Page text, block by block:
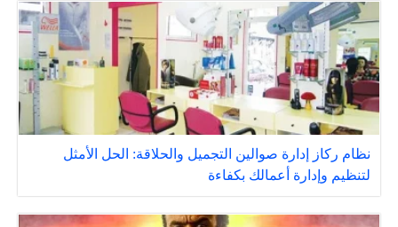
نظام ركاز إدارة صوالين التجميل والحلاقة: الحل الأمثل
لتنظيم وإدارة أعمالك بكفاءة